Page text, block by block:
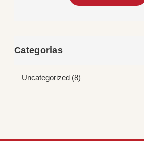
Categorias
Uncategorized (8)